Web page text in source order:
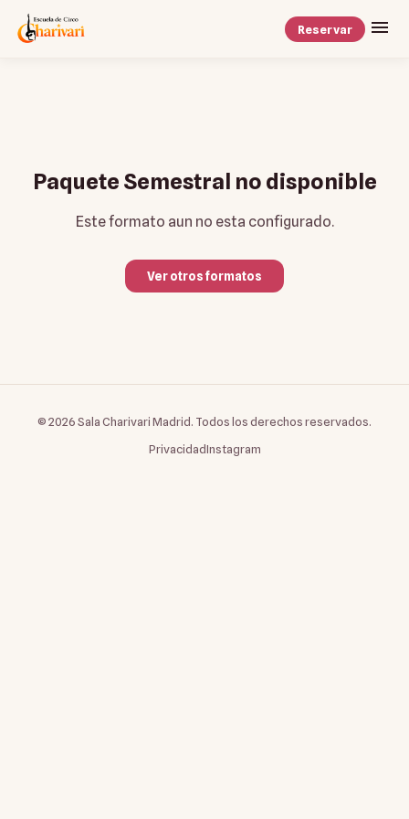
Reservar
Paquete Semestral no disponible
Este formato aun no esta configurado.
Ver otros formatos
©2026Sala Charivari Madrid. Todos los derechos reservados.
PrivacidadInstagram